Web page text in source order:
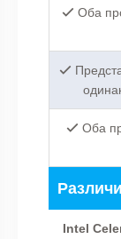
Оба
Оба
Intel